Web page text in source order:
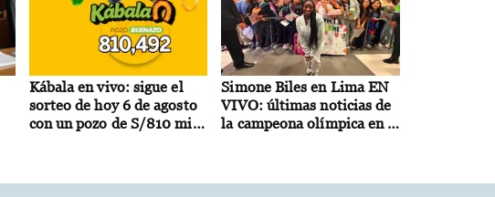
Kábala en vivo: sigue el
sorteo de hoy 6 de agosto
con un pozo de S/810 mil
Simone Biles en Lima EN
VIVO: últimas noticias de
la campeona olímpica en el